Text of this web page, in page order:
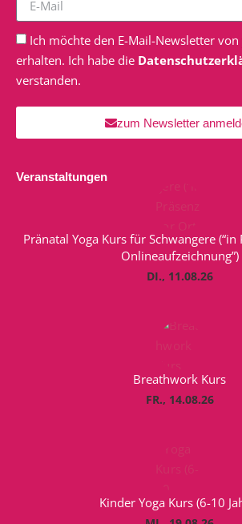
Ich möchte den E-Mail-Newsletter
erhalten. Ich habe die
verstanden.
zum Newsletter
Veranstaltungen
Pränatal Yoga Kurs für Schwangere
Onlineaufzeichnung”)
DI., 11.08.26
Breathwork Kurs
FR., 14.08.26
Kinder Yoga Kurs (6-10